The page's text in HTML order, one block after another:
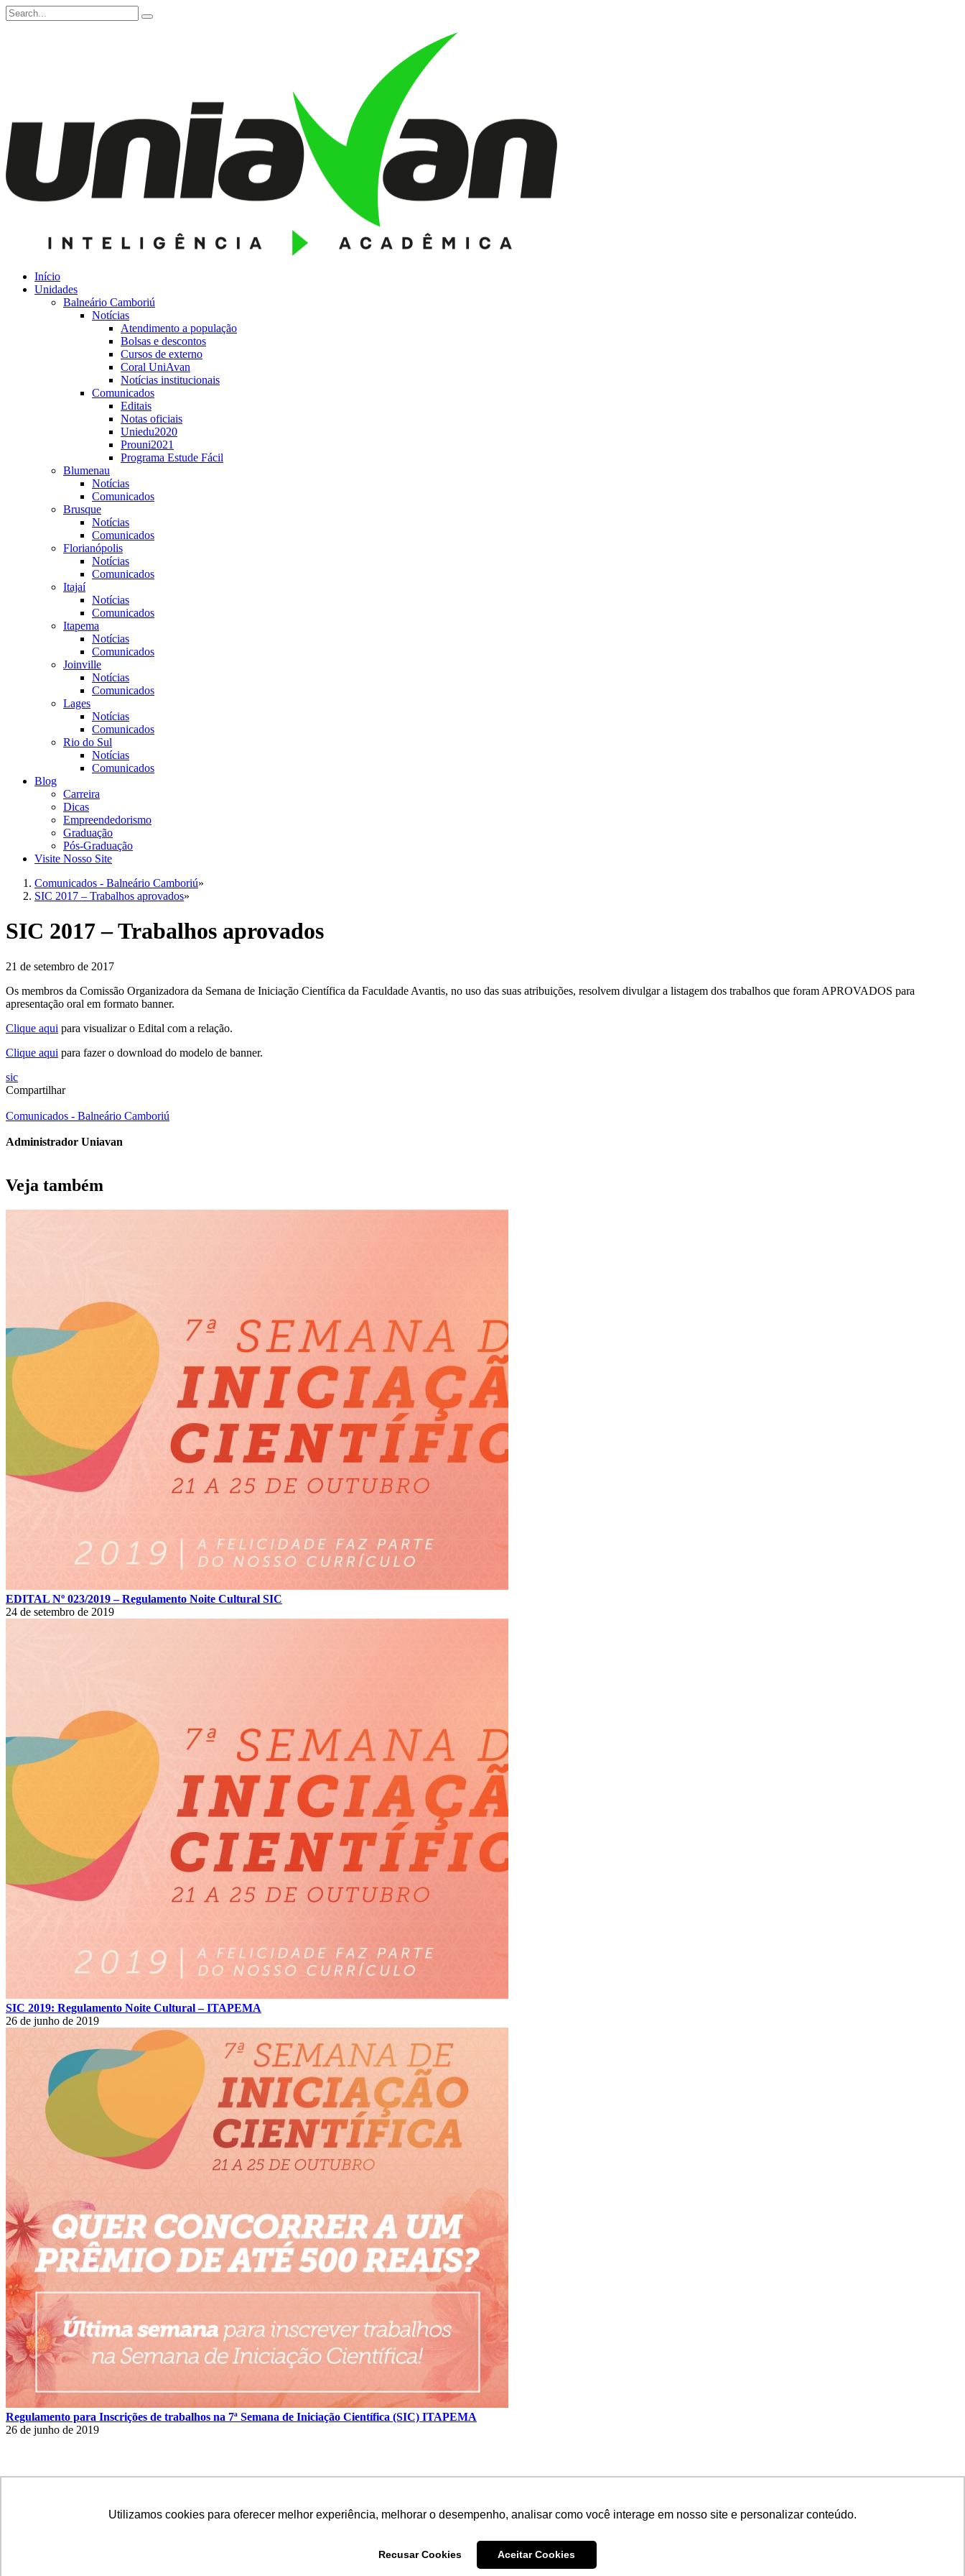
Utilizamos cookies para oferecer melhor experiência, melhorar o desempenho, analisar como você interage em nosso site e personalizar conteúdo.
Recusar Cookies Aceitar Cookies
Início
Unidades
Balneário Camboriú
Notícias
Atendimento a população
Bolsas e descontos
Cursos de externo
Coral UniAvan
Notícias institucionais
Comunicados
Editais
Notas oficiais
Uniedu2020
Prouni2021
Programa Estude Fácil
Blumenau
Notícias
Comunicados
Brusque
Notícias
Comunicados
Florianópolis
Notícias
Comunicados
Itajaí
Notícias
Comunicados
Itapema
Notícias
Comunicados
Joinville
Notícias
Comunicados
Lages
Notícias
Comunicados
Rio do Sul
Notícias
Comunicados
Blog
Carreira
Dicas
Empreendedorismo
Graduação
Pós-Graduação
Visite Nosso Site
Comunicados - Balneário Camboriú»
SIC 2017 – Trabalhos aprovados»
SIC 2017 – Trabalhos aprovados
21 de setembro de 2017
Os membros da Comissão Organizadora da Semana de Iniciação Científica da Faculdade Avantis, no uso das suas atribuições, resolvem divulgar a listagem dos trabalhos que foram APROVADOS para
apresentação oral em formato banner.
Clique aqui para visualizar o Edital com a relação.
Clique aqui para fazer o download do modelo de banner.
sic
Compartilhar
Comunicados - Balneário Camboriú
Administrador Uniavan
Veja também
EDITAL Nº 023/2019 – Regulamento Noite Cultural SIC
24 de setembro de 2019
SIC 2019: Regulamento Noite Cultural – ITAPEMA
26 de junho de 2019
Regulamento para Inscrições de trabalhos na 7ª Semana de Iniciação Científica (SIC) ITAPEMA
26 de junho de 2019